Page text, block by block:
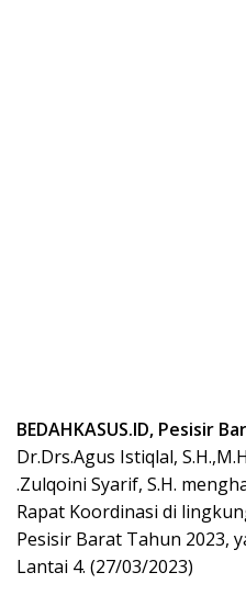
BEDAHKASUS.ID, Pesisir
Dr.Drs.Agus Istiqlal,
.Zulqoini Syarif, S.H.
Rapat Koordinasi di
Pesisir Barat Tahun 2023,
Lantai 4. (27/03/2023)